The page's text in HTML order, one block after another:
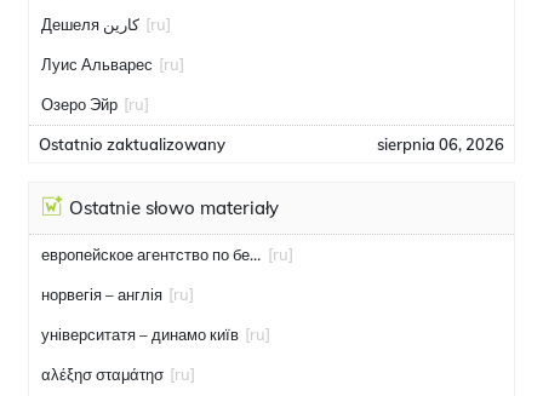
Дешеля كارين [ru]
Луис Альварес [ru]
Озеро Эйр [ru]
Ostatnio zaktualizowany sierpnia 06, 2026
Ostatnie słowo materiały
европейское агентство по безопасности полётов [ru]
норвегія – англія [ru]
університатя – динамо київ [ru]
αλέξησ σταμάτησ [ru]